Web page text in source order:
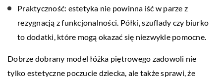
Praktyczność: estetyka nie powinna iść w parze z
rezygnacją z funkcjonalności. Półki, szuflady czy biurko
to dodatki, które mogą okazać się niezwykle pomocne.
Dobrze dobrany model łóżka piętrowego zadowoli nie
tylko estetyczne poczucie dziecka, ale także sprawi, że